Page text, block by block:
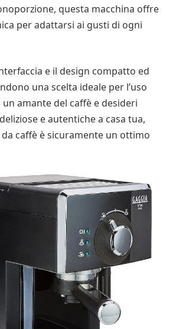
questa macchina offre
per adattarsi ai gusti di ogni
e il design compatto ed
una scelta ideale per l’uso
un amante del caffè e desideri
e autentiche a casa tua,
caffè è sicuramente un ottimo